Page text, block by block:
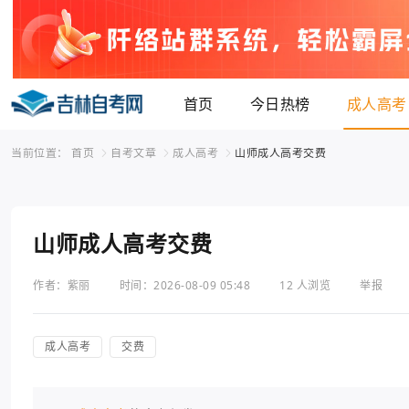
首页 今日热榜 成人高考
当前位置： 首页 自考文章 成人高考 山师成人高考交费
山师成人高考交费
作者：紫丽 时间：2026-08-09 05:48 12 人浏览 举报
成人高考 交费